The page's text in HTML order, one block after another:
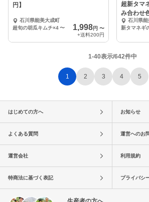
円】
石川県能美大成町
超旬の胡瓜キムチ×4〜 1,998円 〜
+送料200円
超新タマ
み合わせ
石川県能
1-40表示/642件中
1 2 3 4 5
はじめての方へ お知らせ
よくある質問 運営へのお
運営会社 利用規約
特商法に基づく表記 プライバシ